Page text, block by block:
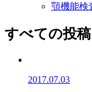
顎機能検
すべての投稿
2017.07.03